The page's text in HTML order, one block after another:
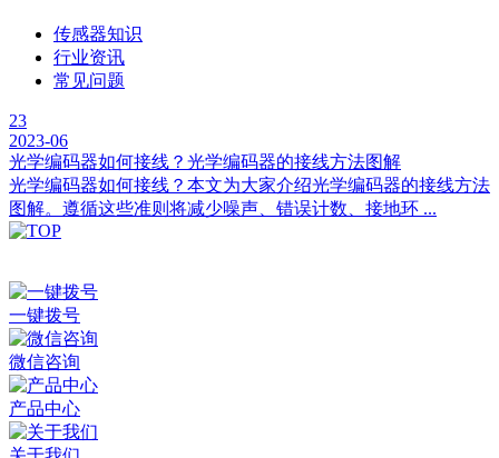
传感器知识
行业资讯
常见问题
23
2023-06
光学编码器如何接线？光学编码器的接线方法图解
光学编码器如何接线？本文为大家介绍光学编码器的接线方法
图解。遵循这些准则将减少噪声、错误计数、接地环 ...
一键拨号
微信咨询
产品中心